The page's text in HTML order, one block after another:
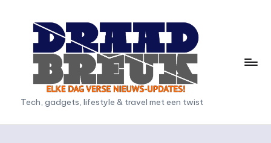
D
r
Tech, gadgets, lifestyle & travel met een twist